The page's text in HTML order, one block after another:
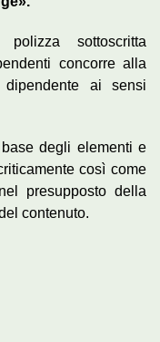
sottoscritta
concorre alla
ai sensi
degli elementi e
così come
presupposto della
contenuto.